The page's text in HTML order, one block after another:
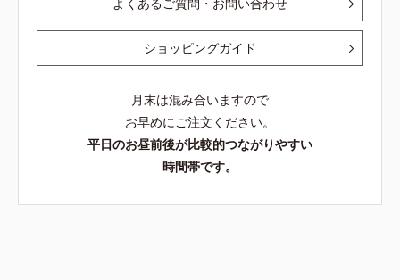
ショッピングガイド
月末は混み合いますので
お早めにご注文ください。
平日のお昼前後が比較的つながりやすい
時間帯です。